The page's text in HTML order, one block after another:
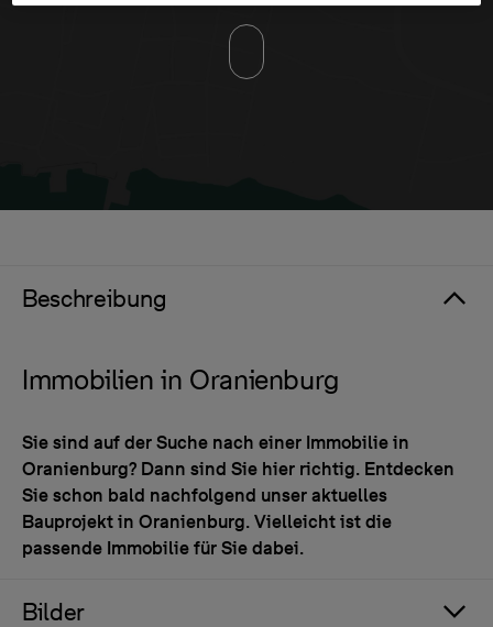
Beschreibung
Immobilien in Oranienburg
Sie sind auf der Suche nach einer Immobilie in
Oranienburg? Dann sind Sie hier richtig. Entdecken
Sie schon bald nachfolgend unser aktuelles
Bauprojekt in Oranienburg. Vielleicht ist die
passende Immobilie für Sie dabei.
Bilder